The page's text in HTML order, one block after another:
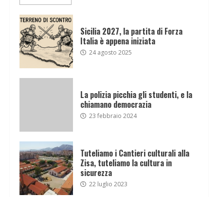
Sicilia 2027, la partita di Forza
Italia è appena iniziata
24 agosto 2025
La polizia picchia gli studenti, e la
chiamano democrazia
23 febbraio 2024
Tuteliamo i Cantieri culturali alla
Zisa, tuteliamo la cultura in
sicurezza
22 luglio 2023